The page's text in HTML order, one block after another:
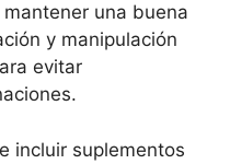
una buena
y manipulación
evitar
incluir suplementos